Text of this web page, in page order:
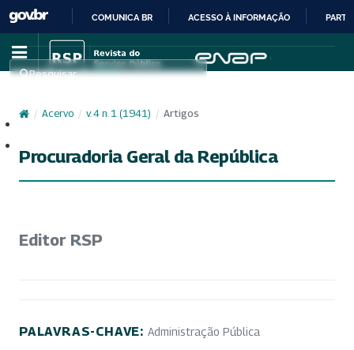
IR
PARA
CONTEÚDO
COMUNICA BR ACESSO À INFORMAÇÃO
Pesquisar
/ Acervo / v. 4 n. 1 (1941) / Artigos
Procuradoria Geral da República
Editor RSP
PALAVRAS-CHAVE: Administração Pública